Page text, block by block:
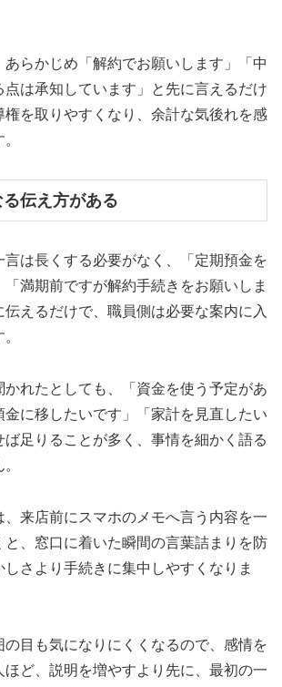
らかじめ「解約でお願いします」「中
点は承知しています」と先に言えるだけ
権を取りやすくなり、余計な気後れを感
伝え方がある
言は長くする必要がなく、「定期預金を
満期前ですが解約手続きをお願いしま
えるだけで、職員側は必要な案内に入
かれたとしても、「資金を使う予定があ
金に移したいです」「家計を見直したい
ば足りることが多く、事情を細かく語る
、来店前にスマホのメモへ言う内容を一
と、窓口に着いた瞬間の言葉詰まりを防
しさより手続きに集中しやすくなりま
の目も気になりにくくなるので、感情を
ほど、説明を増やすより先に、最初の一